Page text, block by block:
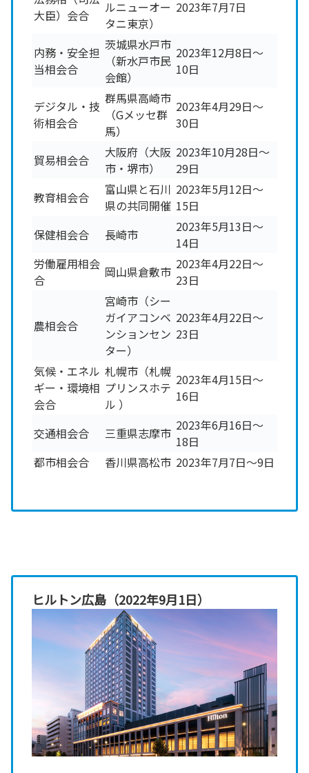
大臣）会合
ルニューオー
タニ東京）
2023年7月7日
内務・安全担
当相会合
茨城県水戸市
（新水戸市民
会館）
2023年12月8日～
10日
デジタル・技
術相会合
群馬県高崎市
（Gメッセ群
馬）
2023年4月29日～
30日
貿易相会合
大阪府（大阪
市・堺市）
2023年10月28日～
29日
教育相会合
富山県と石川
県の共同開催
2023年5月12日～
15日
保健相会合
長崎市
2023年5月13日～
14日
労働雇用相会
合
岡山県倉敷市 2023年4月22日～
23日
農相会合
宮崎市（シー
ガイアコンベ
ンションセン
ター）
2023年4月22日～
23日
気候・エネル
ギー・環境相
会合
札幌市（札幌
プリンスホテ
ル ）
2023年4月15日～
16日
交通相会合 三重県志摩市 2023年6月16日～
18日
都市相会合
香川県高松市 2023年7月7日～9日
ヒルトン広島（2022年9月1日）